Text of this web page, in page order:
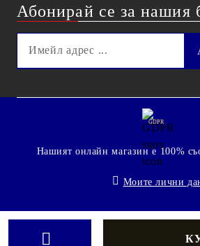
Абонирай се за нашия
GDPR
Нашият онлайн магазин е 100%
Моите лични